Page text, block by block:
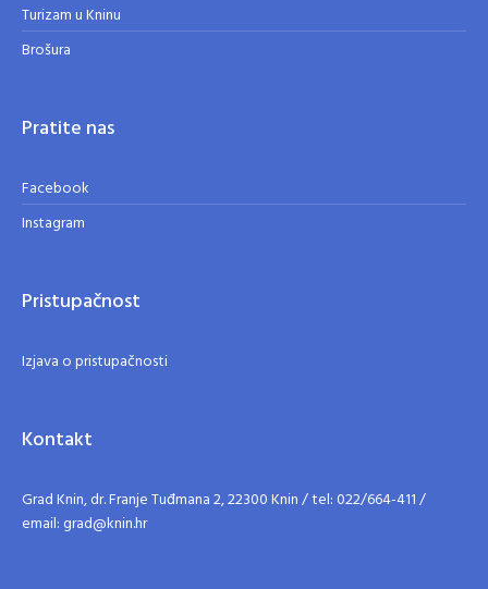
Turizam u Kninu
Brošura
Pratite nas
Facebook
Instagram
Pristupačnost
Izjava o pristupačnosti
Kontakt
Grad Knin, dr. Franje Tuđmana 2, 22300 Knin / tel: 022/664-411 /
email: grad@knin.hr